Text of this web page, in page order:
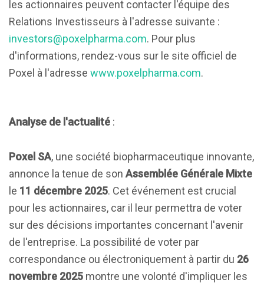
les actionnaires peuvent contacter l'équipe des
Relations Investisseurs à l'adresse suivante :
investors@poxelpharma.com. Pour plus
d'informations, rendez-vous sur le site officiel de
Poxel à l'adresse www.poxelpharma.com.
Analyse de l'actualité :
Poxel SA, une société biopharmaceutique innovante,
annonce la tenue de son Assemblée Générale Mixte
le 11 décembre 2025. Cet événement est crucial
pour les actionnaires, car il leur permettra de voter
sur des décisions importantes concernant l'avenir
de l'entreprise. La possibilité de voter par
correspondance ou électroniquement à partir du 26
novembre 2025 montre une volonté d'impliquer les